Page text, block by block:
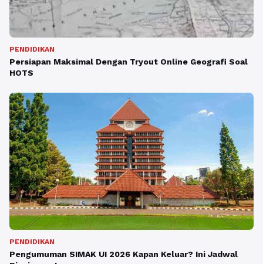
PENDIDIKAN
Persiapan Maksimal Dengan Tryout Online Geografi Soal
HOTS
PENDIDIKAN
Pengumuman SIMAK UI 2026 Kapan Keluar? Ini Jadwal